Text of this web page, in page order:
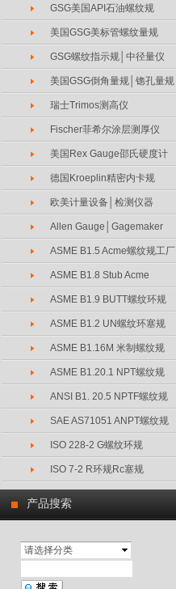
产品搜索
请选择分类
GSG美国API石油螺纹规
美国GSG美标管螺纹量规
GSG螺纹指示规│中径量仪
美国GSG倒角量规│锪孔量规
瑞士Trimos测高仪
Fischer菲希尔涂层测厚仪
美国Rex Gauge邵氏硬度计
德国Kroeplin精密内卡规
欧美计量设备│检测仪器
Allen Gauge│Gagemaker
ASME B1.5 Acme螺纹规工厂
ASME B1.8 Stub Acme
ASME B1.9 BUTT螺纹环规
ASME B1.2 UN螺纹环塞规
ASME B1.16M 米制螺纹规
ASME B1.20.1 NPT螺纹规
ANSI B1. 20.5 NPTF螺纹规
SAE AS71051 ANPT螺纹规
ISO 228-2 G螺纹环规
ISO 7-2 R环规Rc塞规